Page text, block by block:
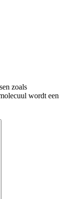
zoals
wordt een